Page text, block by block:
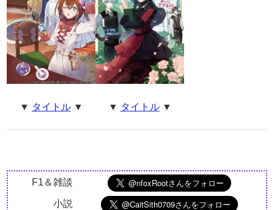
▼ タイトル▼ ▼ タイトル▼
F1＆雑談
小説